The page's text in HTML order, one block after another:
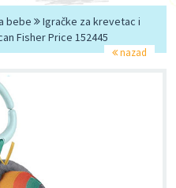
bebe
Igračke za krevetac i
Fisher Price 152445
nazad